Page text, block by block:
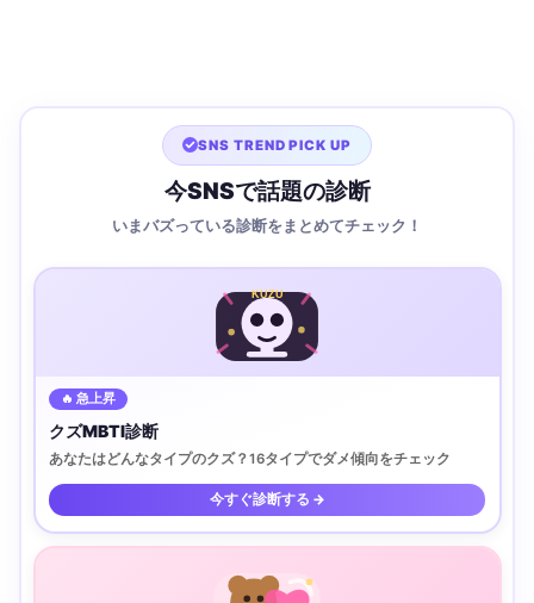
SNS TREND PICK UP
今SNSで話題の診断
いまバズっている診断をまとめてチェック！
KUZU
🔥 急上昇
クズMBTI診断
あなたはどんなタイプのクズ？16タイプでダメ傾向をチェック
今すぐ診断する →